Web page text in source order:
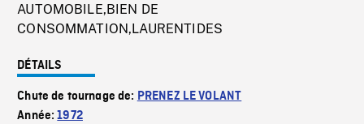
AUTOMOBILE,BIEN DE
CONSOMMATION,LAURENTIDES
DÉTAILS
Chute de tournage de: PRENEZ LE VOLANT
Année:1972